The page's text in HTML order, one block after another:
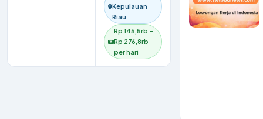
Kepulauan
Riau
Rp 145,5rb –
Rp 276,8rb
per hari